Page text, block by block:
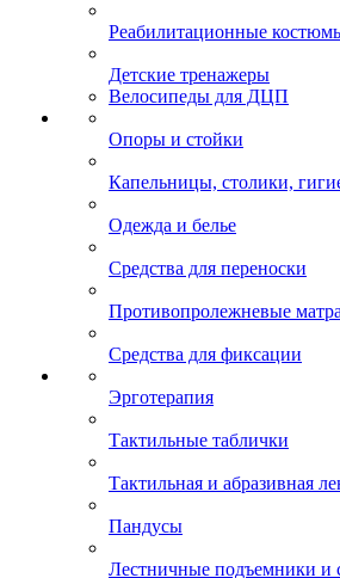
Реабилитационные
Детские тренажеры
Велосипеды для ДЦП
Опоры и стойки
Капельницы, столики,
Одежда и белье
Средства для переноски
Противопролежневые
Средства для фиксации
Эрготерапия
Тактильные таблички
Тактильная и абразивная
Пандусы
Лестничные подъемники и